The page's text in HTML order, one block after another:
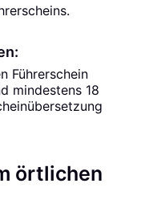
Führerschein
mindestens 18
örtlichen